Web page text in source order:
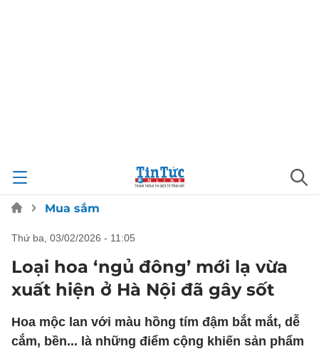
Mua sắm
thứ ba, 03/02/2026 - 11:05
Loại hoa ‘ngủ đông’ mới lạ vừa
xuất hiện ở Hà Nội đã gây sốt
Hoa mộc lan với màu hồng tím đậm bắt mắt, dễ
cắm, bền... là những điểm cộng khiến sản phẩm